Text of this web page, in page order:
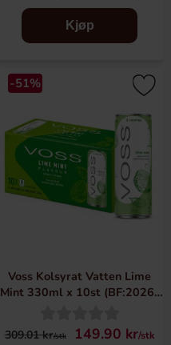
Kjøp
-51%
Voss Kolsyrat Vatten Lime
Mint 330ml x 10st (BF:2026-
309.01 kr/stk 149.90 kr/stk